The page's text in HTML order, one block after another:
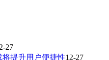
27
将提升用户便捷性12-27